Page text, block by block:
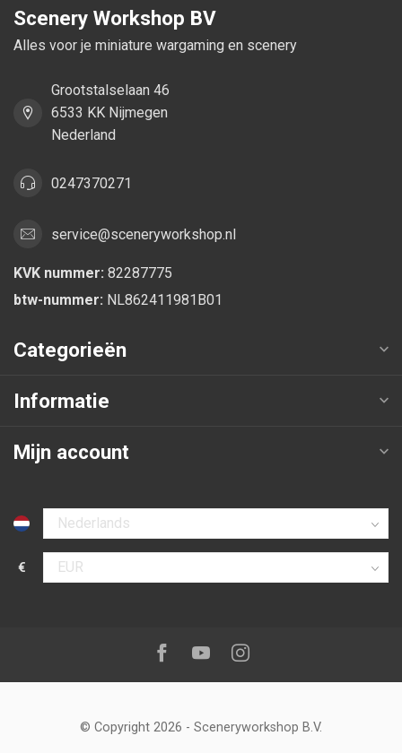
Scenery Workshop BV
Alles voor je miniature wargaming en scenery
Grootstalselaan 46
6533 KK Nijmegen
Nederland
0247370271
service@sceneryworkshop.nl
KVK nummer: 82287775
btw-nummer: NL862411981B01
Categorieën
Informatie
Mijn account
Selecteer taal
€
Selecteer valuta
Volg ons op:Facebook
YoutubeInstagram
© Copyright 2026 - Sceneryworkshop B.V.